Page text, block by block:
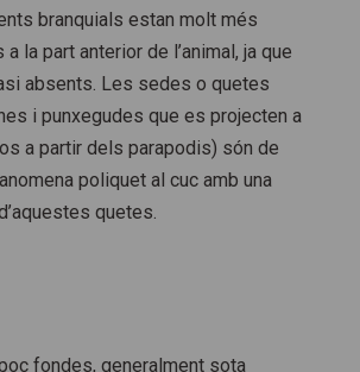
branquials estan molt més
la part anterior de l’animal, ja que
absents. Les sedes o quetes
i punxegudes que es projecten a
a partir dels parapodis) són de
poliquet al cuc amb una
quetes.
fondes, generalment sota